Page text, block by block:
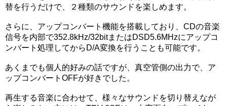
替を行うだけで、２種類のサウンドを楽しめます。
さらに、アップコンバート機能を搭載しており、CDの音楽
信号を内部で352.8kHz/32bitまたはDSD5.6MHzにアップコ
ンバート処理してからD/A変換を行うことも可能です。
あくまでも個人的好みの話ですが、真空管側の出力で、ア
ップコンバートOFFが好きでした。
再生する音楽に合わせて、様々なサウンドを切り替えなが